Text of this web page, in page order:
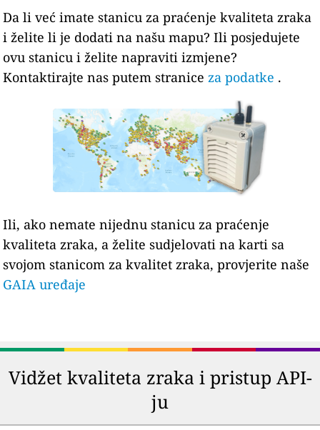
Da li već imate stanicu za praćenje kvaliteta zraka
i želite li je dodati na našu mapu? Ili posjedujete
ovu stanicu i želite napraviti izmjene?
Kontaktirajte nas putem stranice za podatke .
Ili, ako nemate nijednu stanicu za praćenje
kvaliteta zraka, a želite sudjelovati na karti sa
svojom stanicom za kvalitet zraka, provjerite naše
GAIA uređaje
Vidžet kvaliteta zraka i pristup API-
ju